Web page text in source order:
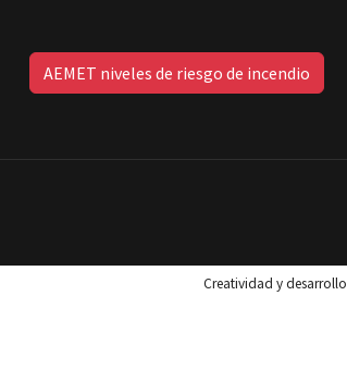
AEMET niveles de riesgo de incendio
Creatividad y desarrollo